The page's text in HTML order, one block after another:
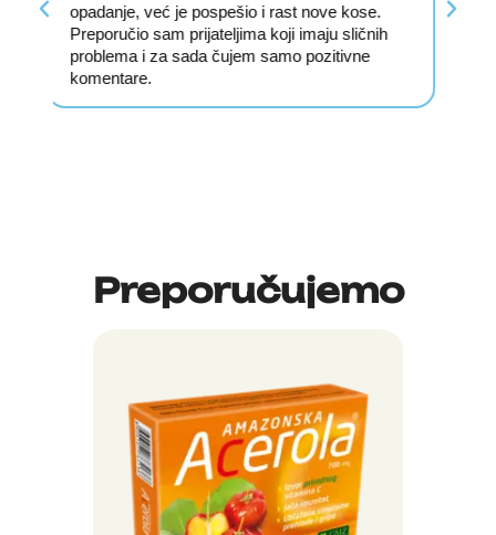
svetlosti. Ekcemi i opekotine od sunca pravili
su mi problem na dnevnom nivou, sve dok
nisam probala Rosa Mosquetu. Uverila sam se
u njena moćna lekovita svojstva za
regeneraciju tkiva, brzo zarastanje opekotina i
Preporučujemo